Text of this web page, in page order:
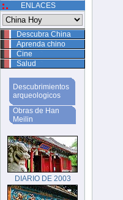
ENLACES
Descubra China
Aprenda chino
Cine
Salud
Descubrimientos
arqueologicos
Obras de Han
Meilin
DIARIO DE 2003